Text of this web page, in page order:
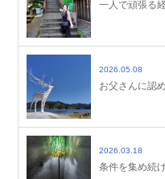
一人で頑張る
2026.05.08
お父さんに認
2026.03.18
条件を集め続